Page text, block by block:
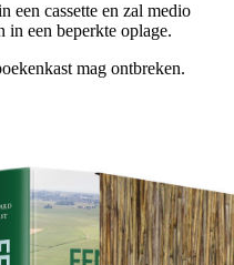
een cassette en zal medio
in een beperkte oplage.
mag ontbreken.